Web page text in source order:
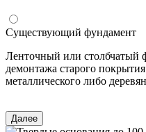
Существующий фундамент
Ленточный или столбчатый
демонтажа старого
металлического либо
Далее